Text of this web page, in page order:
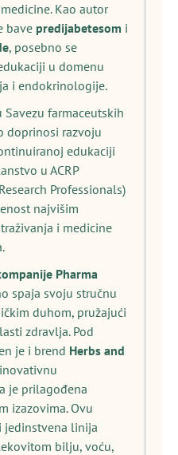
Kao autor
bave predijabetesom i
, posebno se
u domenu
i endokrinologije.
farmaceutskih
doprinosi razvoju
edukaciji
u ACRP
Professionals)
najvišim
i medicine
Pharma
spaja svoju stručnu
duhom, pružajući
zdravlja. Pod
je i brend Herbs and
je prilagođena
izazovima. Ovu
linija
bilju, voću,